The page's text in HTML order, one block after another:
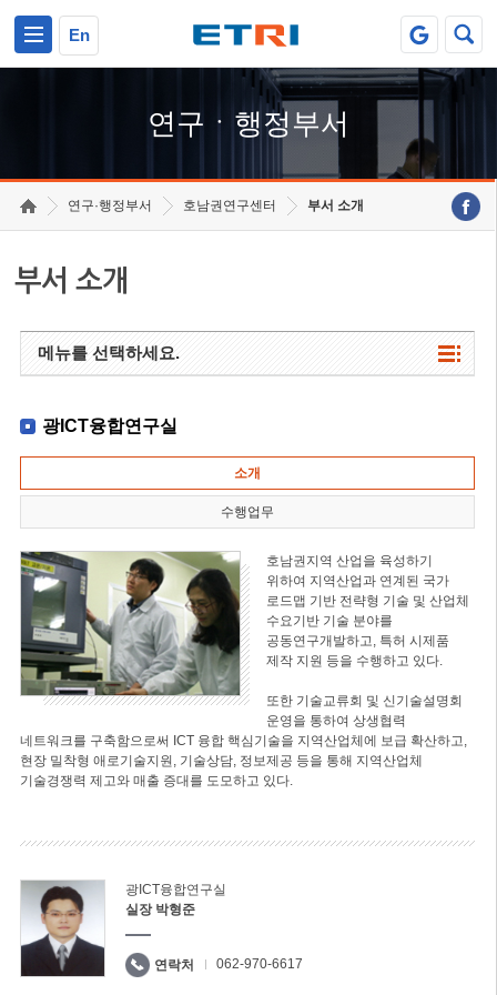
En
연구ㆍ행정부서
연구·행정부서 호남권연구센터 부서 소개
부서 소개
메뉴를 선택하세요.
광ICT융합연구실
소개
수행업무
호남권지역 산업을 육성하기
위하여 지역산업과 연계된 국가
로드맵 기반 전략형 기술 및 산업체
수요기반 기술 분야를
공동연구개발하고, 특허 시제품
제작 지원 등을 수행하고 있다.
또한 기술교류회 및 신기술설명회
운영을 통하여 상생협력
네트워크를 구축함으로써 ICT 융합 핵심기술을 지역산업체에 보급 확산하고,
현장 밀착형 애로기술지원, 기술상담, 정보제공 등을 통해 지역산업체
기술경쟁력 제고와 매출 증대를 도모하고 있다.
광ICT융합연구실
실장 박형준
연락처 062-970-6617